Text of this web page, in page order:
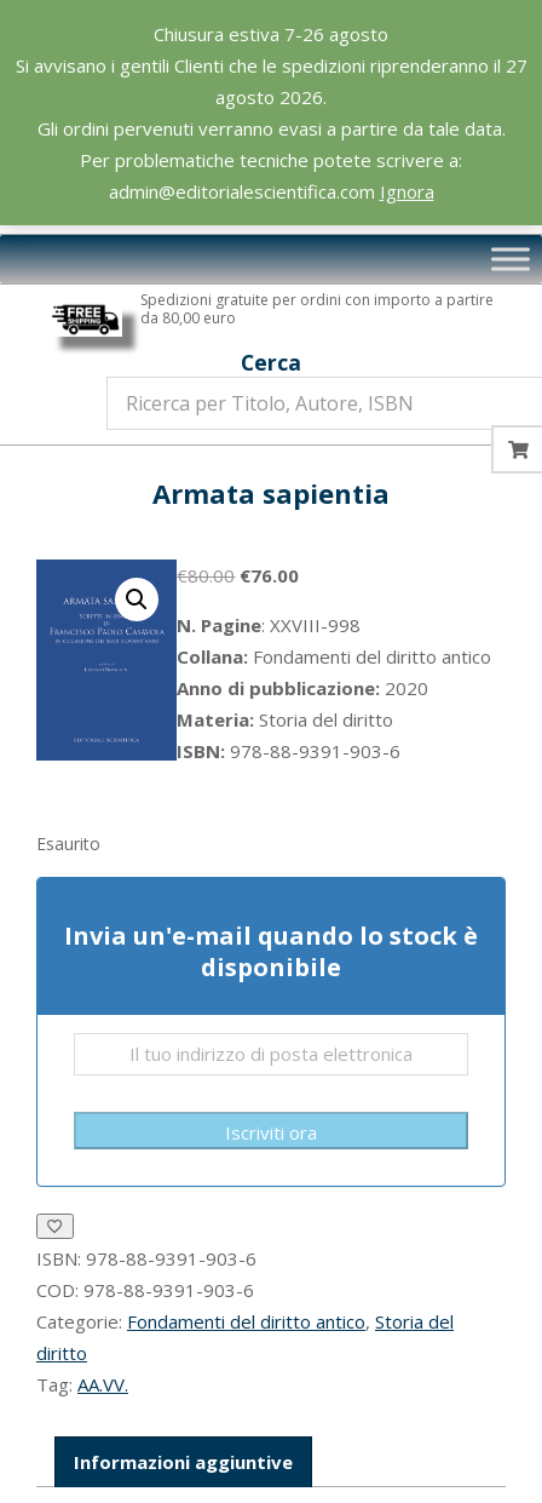
Chiusura estiva 7-26 agosto
Si avvisano i gentili Clienti che le spedizioni riprenderanno il 27
agosto 2026.
Gli ordini pervenuti verranno evasi a partire da tale data.
Per problematiche tecniche potete scrivere a:
admin@editorialescientifica.com Ignora
content
Editoriale
Scientifica
Primary
Navigation
Spedizioni gratuite per ordini con importo a partire
da 80,00 euro
Cerca
Armata sapientia
€80.00 Il
originale
era:
€80.00.
€76.00Il
attuale
è:
€76.00.
N. Pagine: XXVIII-998
Collana: Fondamenti del diritto antico
Anno di pubblicazione: 2020
Materia: Storia del diritto
ISBN: 978-88-9391-903-6
Esaurito
Invia un'e-mail quando lo stock è
disponibile
Iscriviti ora
ISBN: 978-88-9391-903-6
COD: 978-88-9391-903-6
Categorie: Fondamenti del diritto antico, Storia del
diritto
Tag: AA.VV.
Informazioni aggiuntive